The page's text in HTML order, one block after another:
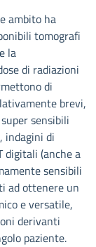
ambito ha
tomografi
la
di radiazioni
di
brevi,
sensibili
indagini di
digitali (anche a
sensibili
ad ottenere un
e versatile,
derivanti
paziente.